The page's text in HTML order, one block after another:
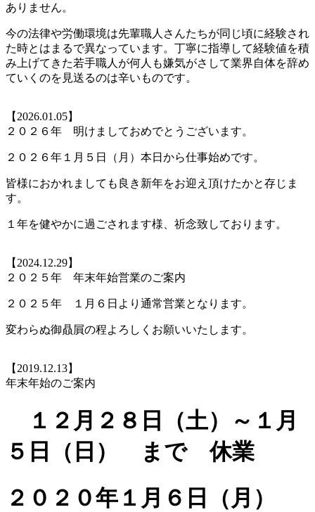
ありません。
今の法律や労働環境は先輩職人さんたちが同じ頃に経験され
た時とはまるで異なっています。丁寧に指導して経験値を積
み上げてきた若手職人が何人も嫌気がさして業界自体を辞め
ていくのを見送るのは辛いものです。
【2026.01.05】
２０２６年 明けましておめでとうございます。
２０２６年１月５日（月）本日から仕事始めです。
皆様におかれましても良き新年をお迎え頂けたかと存じま
す。
１年を健やかに過ごされます様、祈念致しております。
【2024.12.29】
２０２５年 年末年始営業のご案内
２０２５年 １月６日より通常営業となります。
変わらぬ御贔屓の程よろしくお願いいたします。
【2019.12.13】
年末年始のご案内
１２月２８日（土）～１月
５日（日） まで 休業
２０２０年１月６日（月）